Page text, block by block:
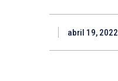
abril 19, 2022